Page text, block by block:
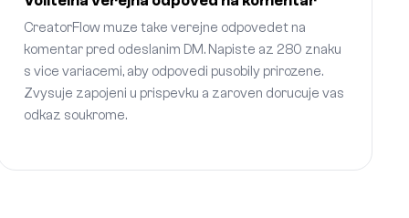
CreatorFlow muze take verejne odpovedet na
komentar pred odeslanim DM. Napiste az 280 znaku
s vice variacemi, aby odpovedi pusobily prirozene.
Zvysuje zapojeni u prispevku a zaroven dorucuje vas
odkaz soukrome.